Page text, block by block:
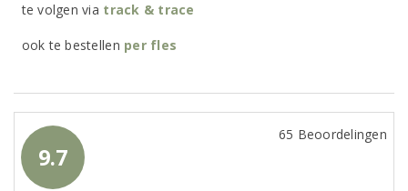
te volgen via track & trace
ook te bestellen per fles
9.7
65 Beoordelingen